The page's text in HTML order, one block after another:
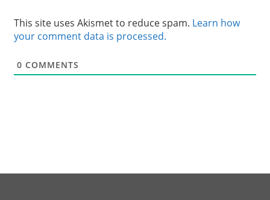
This site uses Akismet to reduce spam. Learn how
your comment data is processed.
0 COMMENTS